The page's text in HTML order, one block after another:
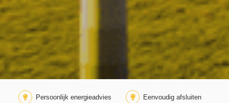
Persoonlijk energieadvies Eenvoudig afsluiten